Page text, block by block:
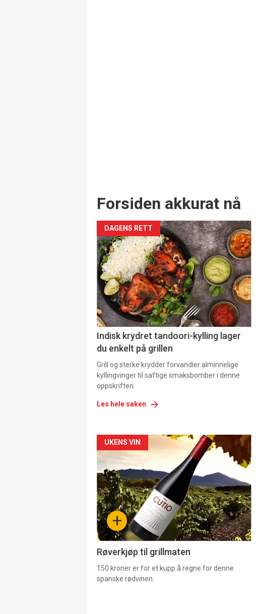
Forsiden akkurat nå
DAGENS RETT
Indisk krydret tandoori-kylling lager
du enkelt på grillen
Grill og sterke krydder forvandler alminnelige
kyllingvinger til saftige smaksbomber i denne
oppskriften.
Les hele saken
Forsiden
akkurat
nå
-
4 +
UKENS VIN
Røverkjøp til grillmaten
150 kroner er for et kupp å regne for denne
spanske rødvinen.